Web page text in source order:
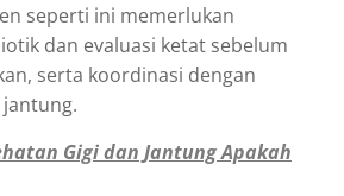
seperti ini memerlukan
dan evaluasi ketat sebelum
serta koordinasi dengan
Gigi dan Jantung Apakah